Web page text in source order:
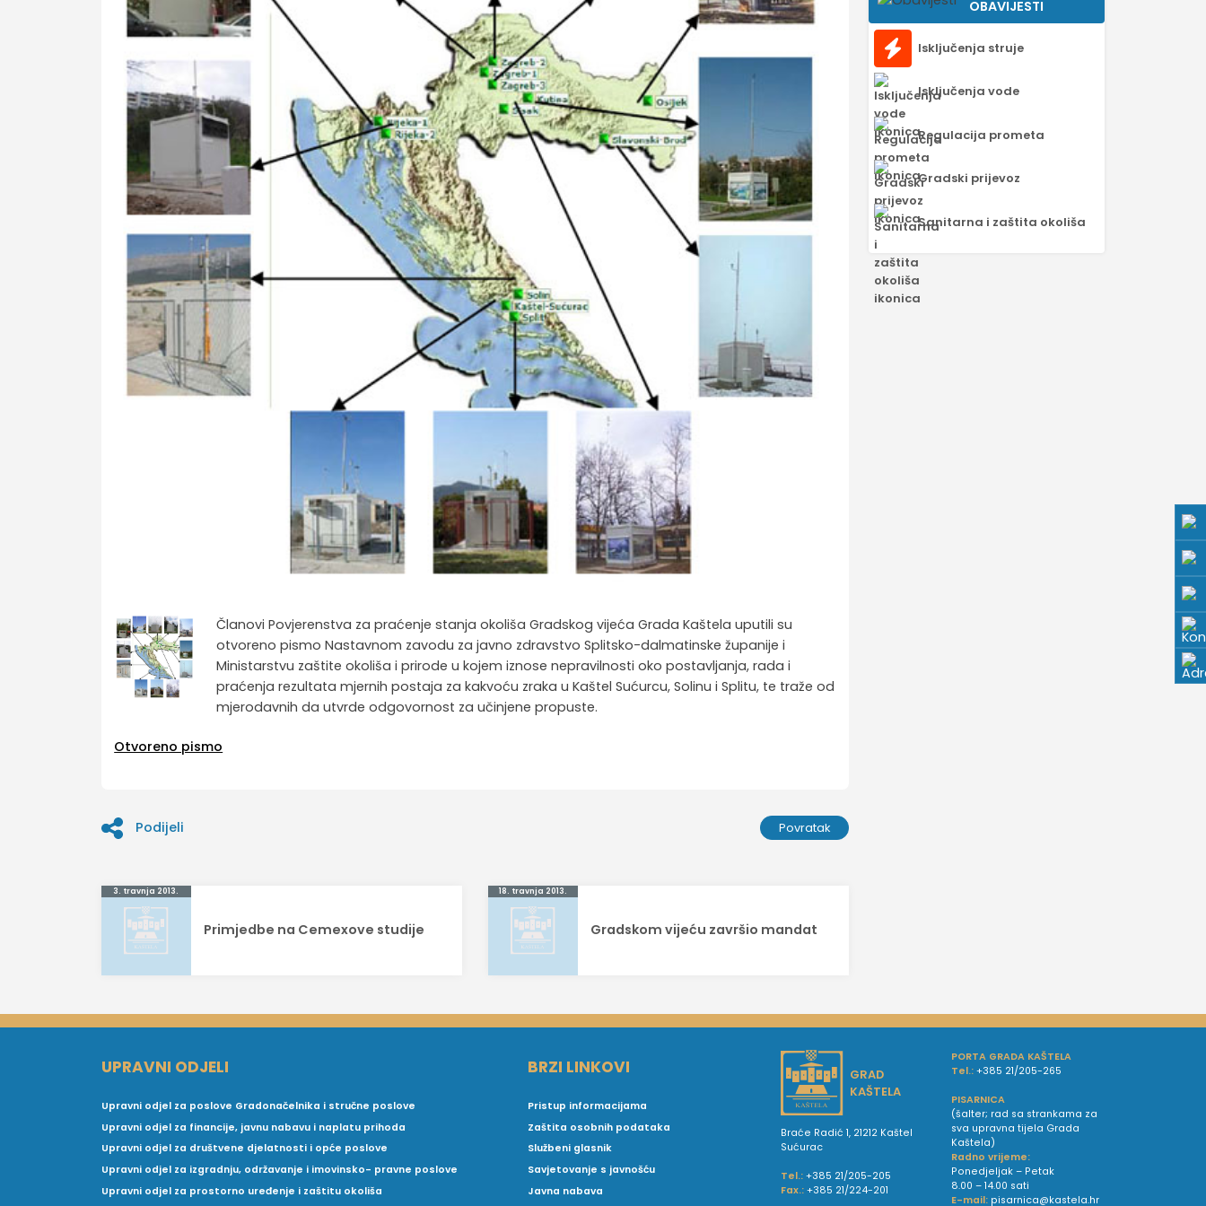
Članovi Povjerenstva za praćenje stanja okoliša Gradskog vijeća Grada Kaštela uputili su
otvoreno pismo Nastavnom zavodu za javno zdravstvo Splitsko-dalmatinske županije i
Ministarstvu zaštite okoliša i prirode u kojem iznose nepravilnosti oko postavljanja, rada i
praćenja rezultata mjernih postaja za kakvoću zraka u Kaštel Sućurcu, Solinu i Splitu, te traže od
mjerodavnih da utvrde odgovornost za učinjene propuste.
Otvoreno pismo
Podijeli Povratak
OBAVIJESTI
Isključenja struje
Isključenja vode
Regulacija prometa
Gradski prijevoz
Sanitarna i zaštita okoliša
Navigacija
objava
3. travnja 2013.
Primjedbe na Cemexove studije
18. travnja 2013.
Gradskom vijeću završio mandat
UPRAVNI ODJELI
Upravni odjel za poslove Gradonačelnika i stručne poslove
Upravni odjel za financije, javnu nabavu i naplatu prihoda
Upravni odjel za društvene djelatnosti i opće poslove
Upravni odjel za izgradnju, održavanje i imovinsko- pravne poslove
Upravni odjel za prostorno uređenje i zaštitu okoliša
BRZI LINKOVI
Pristup informacijama
Zaštita osobnih podataka
Službeni glasnik
Savjetovanje s javnošću
Javna nabava
GRAD
KAŠTELA
Braće Radić 1, 21212 Kaštel
Sućurac
Tel.: +385 21/205-205
Fax.: +385 21/224-201
PORTA GRADA KAŠTELA
Tel.: +385 21/205-265
PISARNICA
(šalter; rad sa strankama za
sva upravna tijela Grada
Kaštela)
Radno vrijeme:
Ponedjeljak – Petak
8.00 – 14.00 sati
E-mail: pisarnica@kastela.hr